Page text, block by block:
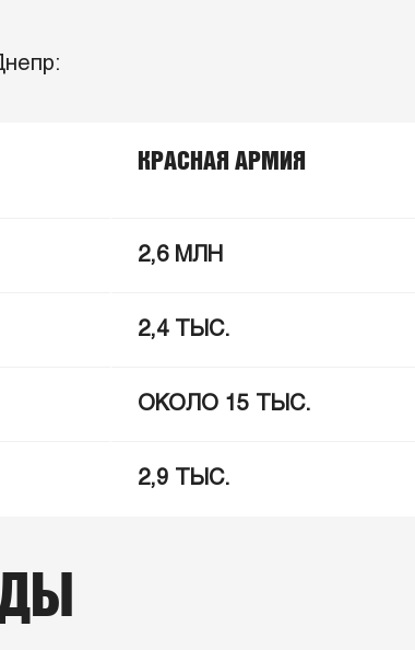
КРАСНАЯ АРМИЯ
2,6 МЛН
2,4 ТЫС.
ОКОЛО 15 ТЫС.
2,9 ТЫС.